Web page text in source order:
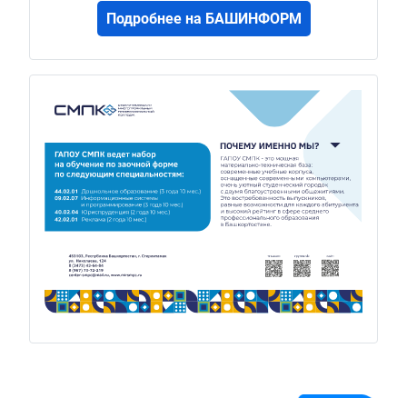
Подробнее на БАШИНФОРМ